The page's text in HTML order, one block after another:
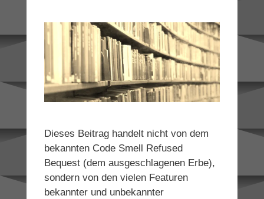
Dieses Beitrag handelt nicht von dem
bekannten Code Smell Refused
Bequest (dem ausgeschlagenen Erbe),
sondern von den vielen Featuren
bekannter und unbekannter